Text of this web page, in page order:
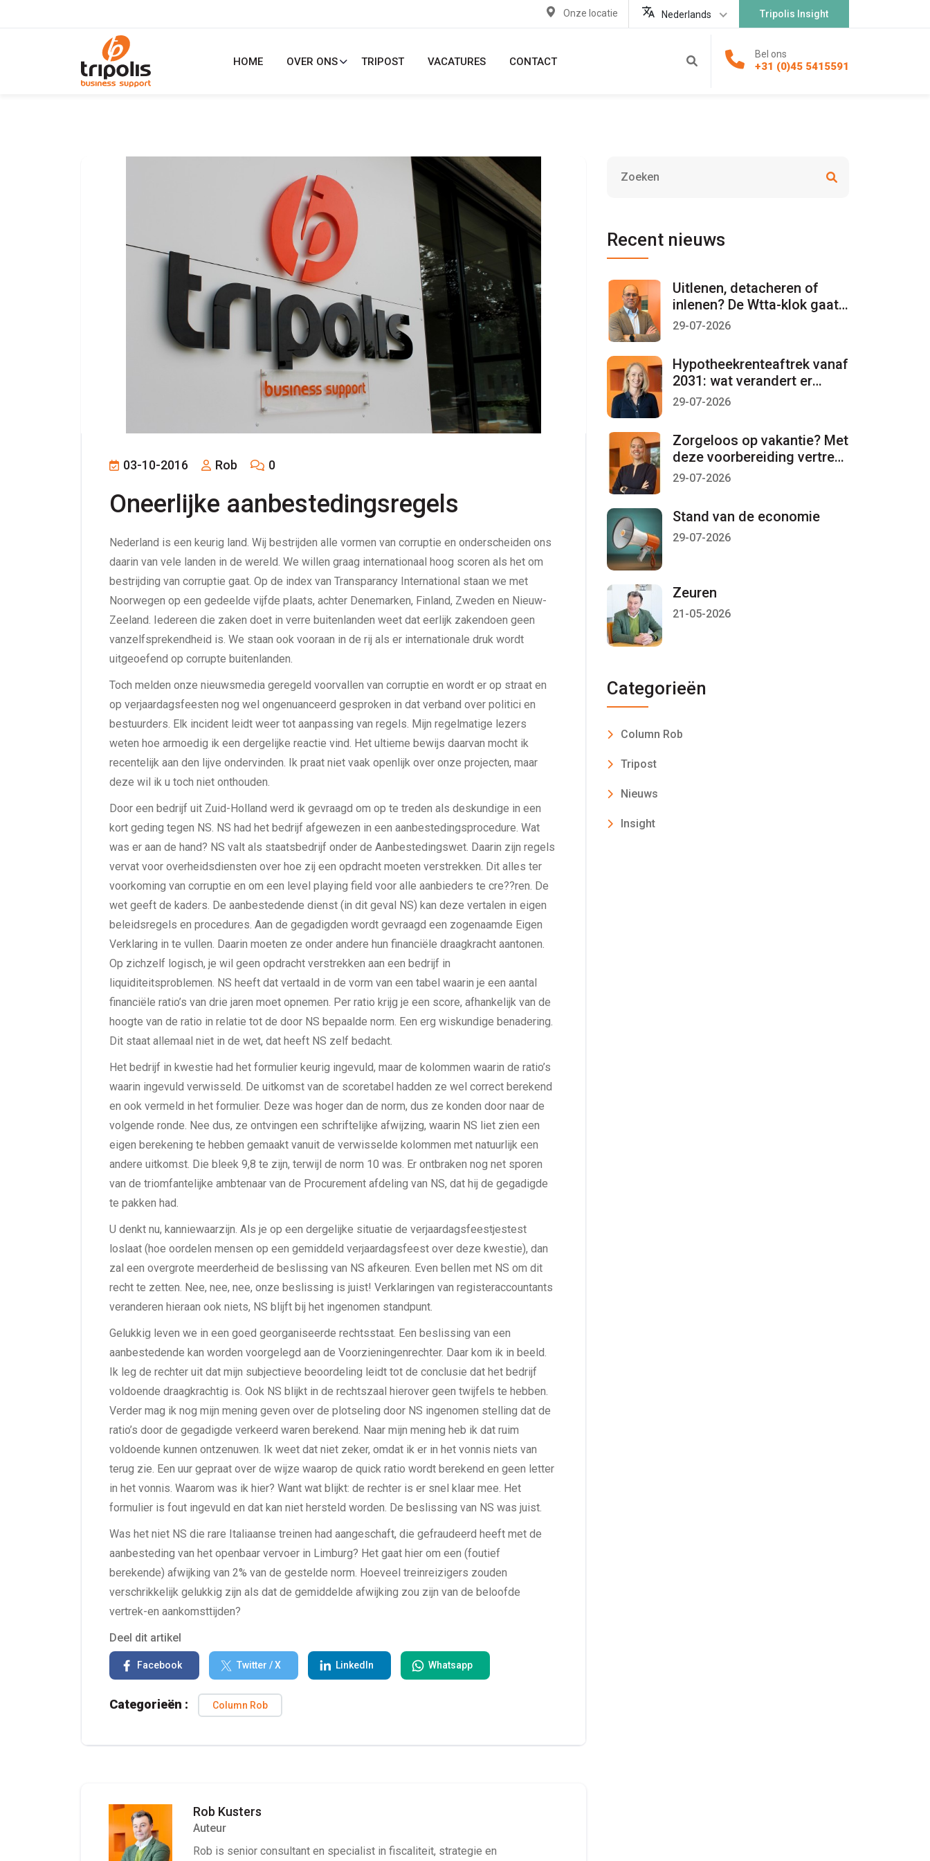
Tripolis Insight
Nederlands
Onze locatie
HOME OVER ONS TRIPOST VACATURES CONTACT
Bel ons
+31 (0)45 5415591
03-10-2016 Rob 0
Oneerlijke aanbestedingsregels
Nederland is een keurig land. Wij bestrijden alle vormen van corruptie en onderscheiden ons
daarin van vele landen in de wereld. We willen graag internationaal hoog scoren als het om
bestrijding van corruptie gaat. Op de index van Transparancy International staan we met
Noorwegen op een gedeelde vijfde plaats, achter Denemarken, Finland, Zweden en Nieuw-
Zeeland. Iedereen die zaken doet in verre buitenlanden weet dat eerlijk zakendoen geen
vanzelfsprekendheid is. We staan ook vooraan in de rij als er internationale druk wordt
uitgeoefend op corrupte buitenlanden.
Toch melden onze nieuwsmedia geregeld voorvallen van corruptie en wordt er op straat en
op verjaardagsfeesten nog wel ongenuanceerd gesproken in dat verband over politici en
bestuurders. Elk incident leidt weer tot aanpassing van regels. Mijn regelmatige lezers
weten hoe armoedig ik een dergelijke reactie vind. Het ultieme bewijs daarvan mocht ik
recentelijk aan den lijve ondervinden. Ik praat niet vaak openlijk over onze projecten, maar
deze wil ik u toch niet onthouden.
Door een bedrijf uit Zuid-Holland werd ik gevraagd om op te treden als deskundige in een
kort geding tegen NS. NS had het bedrijf afgewezen in een aanbestedingsprocedure. Wat
was er aan de hand? NS valt als staatsbedrijf onder de Aanbestedingswet. Daarin zijn regels
vervat voor overheidsdiensten over hoe zij een opdracht moeten verstrekken. Dit alles ter
voorkoming van corruptie en om een level playing field voor alle aanbieders te cre??ren. De
wet geeft de kaders. De aanbestedende dienst (in dit geval NS) kan deze vertalen in eigen
beleidsregels en procedures. Aan de gegadigden wordt gevraagd een zogenaamde Eigen
Verklaring in te vullen. Daarin moeten ze onder andere hun financiële draagkracht aantonen.
Op zichzelf logisch, je wil geen opdracht verstrekken aan een bedrijf in
liquiditeitsproblemen. NS heeft dat vertaald in de vorm van een tabel waarin je een aantal
financiële ratio’s van drie jaren moet opnemen. Per ratio krijg je een score, afhankelijk van de
hoogte van de ratio in relatie tot de door NS bepaalde norm. Een erg wiskundige benadering.
Dit staat allemaal niet in de wet, dat heeft NS zelf bedacht.
Het bedrijf in kwestie had het formulier keurig ingevuld, maar de kolommen waarin de ratio’s
waarin ingevuld verwisseld. De uitkomst van de scoretabel hadden ze wel correct berekend
en ook vermeld in het formulier. Deze was hoger dan de norm, dus ze konden door naar de
volgende ronde. Nee dus, ze ontvingen een schriftelijke afwijzing, waarin NS liet zien een
eigen berekening te hebben gemaakt vanuit de verwisselde kolommen met natuurlijk een
andere uitkomst. Die bleek 9,8 te zijn, terwijl de norm 10 was. Er ontbraken nog net sporen
van de triomfantelijke ambtenaar van de Procurement afdeling van NS, dat hij de gegadigde
te pakken had.
U denkt nu, kanniewaarzijn. Als je op een dergelijke situatie de verjaardagsfeestjestest
loslaat (hoe oordelen mensen op een gemiddeld verjaardagsfeest over deze kwestie), dan
zal een overgrote meerderheid de beslissing van NS afkeuren. Even bellen met NS om dit
recht te zetten. Nee, nee, nee, onze beslissing is juist! Verklaringen van registeraccountants
veranderen hieraan ook niets, NS blijft bij het ingenomen standpunt.
Gelukkig leven we in een goed georganiseerde rechtsstaat. Een beslissing van een
aanbestedende kan worden voorgelegd aan de Voorzieningenrechter. Daar kom ik in beeld.
Ik leg de rechter uit dat mijn subjectieve beoordeling leidt tot de conclusie dat het bedrijf
voldoende draagkrachtig is. Ook NS blijkt in de rechtszaal hierover geen twijfels te hebben.
Verder mag ik nog mijn mening geven over de plotseling door NS ingenomen stelling dat de
ratio’s door de gegadigde verkeerd waren berekend. Naar mijn mening heb ik dat ruim
voldoende kunnen ontzenuwen. Ik weet dat niet zeker, omdat ik er in het vonnis niets van
terug zie. Een uur gepraat over de wijze waarop de quick ratio wordt berekend en geen letter
in het vonnis. Waarom was ik hier? Want wat blijkt: de rechter is er snel klaar mee. Het
formulier is fout ingevuld en dat kan niet hersteld worden. De beslissing van NS was juist.
Was het niet NS die rare Italiaanse treinen had aangeschaft, die gefraudeerd heeft met de
aanbesteding van het openbaar vervoer in Limburg? Het gaat hier om een (foutief
berekende) afwijking van 2% van de gestelde norm. Hoeveel treinreizigers zouden
verschrikkelijk gelukkig zijn als dat de gemiddelde afwijking zou zijn van de beloofde
vertrek-en aankomsttijden?
Deel dit artikel
Facebook Twitter / X LinkedIn Whatsapp
Categorieën : Column Rob
Rob Kusters
Auteur
Rob is senior consultant en specialist in fiscaliteit, strategie en
Recent nieuws
Uitlenen, detacheren of
inlenen? De Wtta-klok gaat
per 1 januari 2027 lopen
29-07-2026
Hypotheekrenteaftrek vanaf
2031: wat verandert er
mogelijk?
29-07-2026
Zorgeloos op vakantie? Met
deze voorbereiding vertrekt
u met een gerust gevoel
29-07-2026
Stand van de economie
29-07-2026
Zeuren
21-05-2026
Categorieën
Column Rob
Tripost
Nieuws
Insight